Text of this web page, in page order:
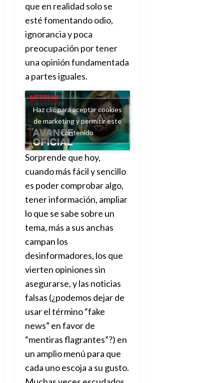
que en realidad solo se
esté fomentando odio,
ignorancia y poca
preocupación por tener
una opinión fundamentada
a partes iguales.
Haz clic para aceptar cookies
de marketing y permitir este
contenido
Sorprende que hoy,
cuando más fácil y sencillo
es poder comprobar algo,
tener información, ampliar
lo que se sabe sobre un
tema, más a sus anchas
campan los
desinformadores, los que
vierten opiniones sin
asegurarse, y las noticias
falsas (¿podemos dejar de
usar el término “fake
news” en favor de
“mentiras flagrantes”?) en
un amplio menú para que
cada uno escoja a su gusto.